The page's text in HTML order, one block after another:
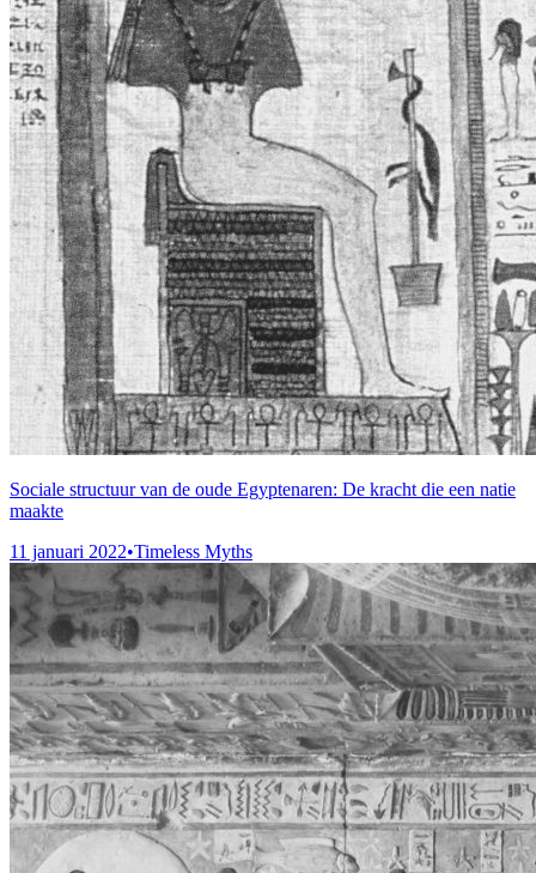
Sociale structuur van de oude Egyptenaren: De kracht die een natie
maakte
11 januari 2022•Timeless Myths